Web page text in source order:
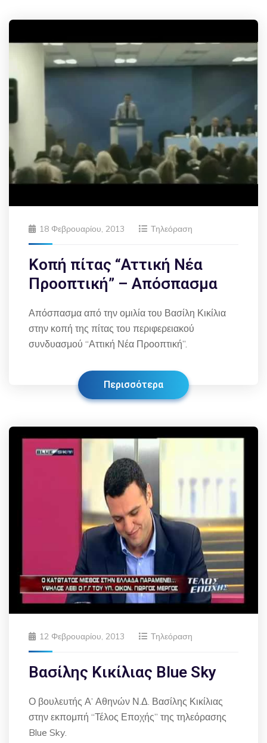
18 Φεβρουαρίου, 2013 Τηλεόραση
Κοπή πίτας “Αττική Νέα
Προοπτική” – Απόσπασμα
Απόσπασμα από την ομιλία του Βασίλη Κικίλια
στην κοπή της πίτας του περιφερειακού
συνδυασμού “Αττική Νέα Προοπτική”.
Περισσότερα
12 Φεβρουαρίου, 2013 Τηλεόραση
Βασίλης Κικίλιας Blue Sky
Ο βουλευτής Α’ Αθηνών Ν.Δ. Βασίλης Κικίλιας
στην εκπομπή “Τέλος Εποχής” της τηλεόρασης
Blue Sky.